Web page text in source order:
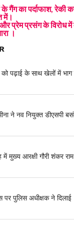
गैंग का पर्दाफाश, रेकी
में।
प्रेम प्रसंग के विरोध में
।
को पढ़ाई के साथ खेलों में
ने नव नियुक्त डीएसपी
में मुख्य आरक्षी गौरी शंकर
पर पुलिस अधीक्षक ने दिलाई